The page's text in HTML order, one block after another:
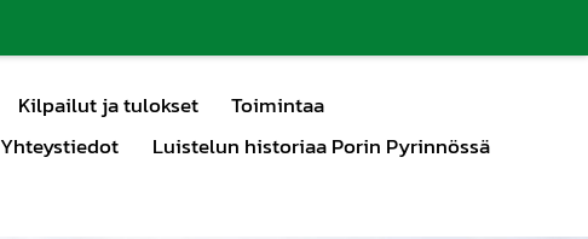
Kilpailut ja tulokset
Toimintaa
Yhteystiedot
Luistelun historiaa Porin Pyrinnössä